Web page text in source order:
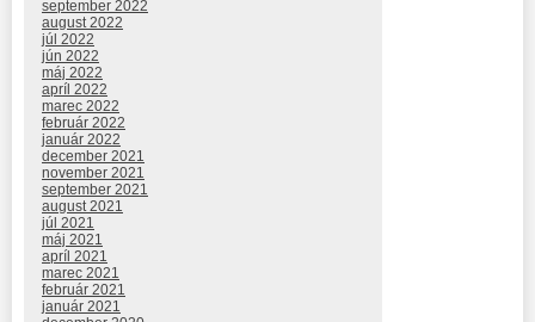
september 2022
august 2022
júl 2022
jún 2022
máj 2022
apríl 2022
marec 2022
február 2022
január 2022
december 2021
november 2021
september 2021
august 2021
júl 2021
máj 2021
apríl 2021
marec 2021
február 2021
január 2021